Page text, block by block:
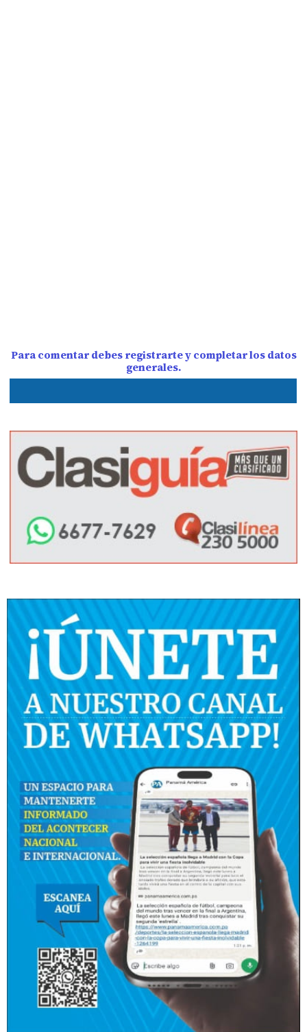
Para comentar debes registrarte y completar los datos
generales.